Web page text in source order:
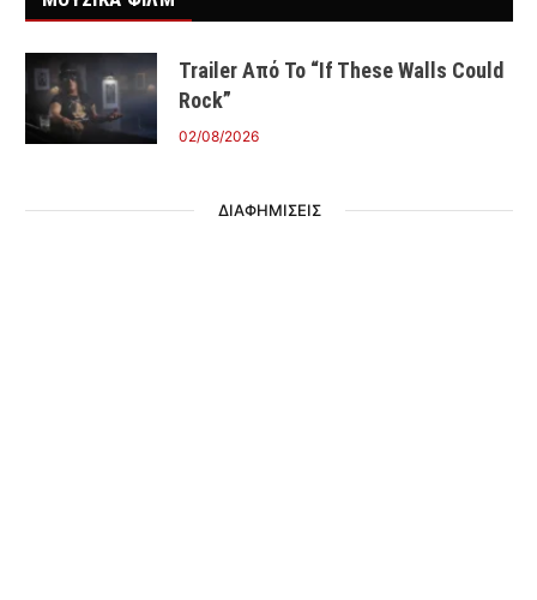
Trailer Από Το “If These Walls Could
Rock”
02/08/2026
ΔΙΑΦΗΜΙΣΕΙΣ